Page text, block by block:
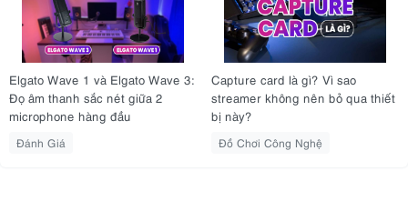
Elgato Wave 1 và Elgato Wave 3:
Đọ âm thanh sắc nét giữa 2
microphone hàng đầu
Đánh Giá
Capture card là gì? Vì sao
streamer không nên bỏ qua thiết
bị này?
Đồ Chơi Công Nghệ